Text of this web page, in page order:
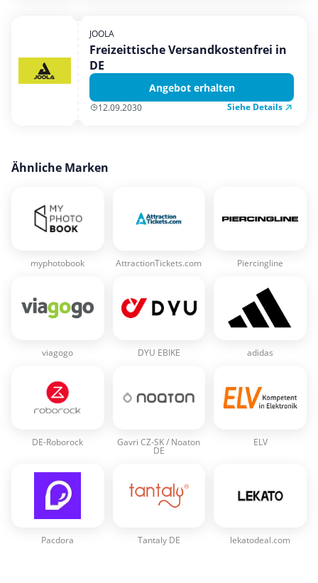
JOOLA
Freizeittische Versandkostenfrei in
DE
Angebot erhalten
12.09.2030 Siehe Details
Ähnliche Marken
myphotobook AttractionTickets.com Piercingline
viagogo DYU EBIKE adidas
DE-Roborock Gavri CZ-SK / Noaton
DE
ELV
Pacdora Tantaly DE lekatodeal.com